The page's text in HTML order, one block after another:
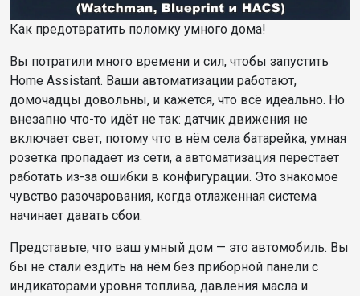
Как предотвратить поломку умного дома!
Вы потратили много времени и сил, чтобы запустить
Home Assistant. Ваши автоматизации работают,
домочадцы довольны, и кажется, что всё идеально. Но
внезапно что-то идёт не так: датчик движения не
включает свет, потому что в нём села батарейка, умная
розетка пропадает из сети, а автоматизация перестает
работать из-за ошибки в конфигурации. Это знакомое
чувство разочарования, когда отлаженная система
начинает давать сбои.
Представьте, что ваш умный дом — это автомобиль. Вы
бы не стали ездить на нём без приборной панели с
индикаторами уровня топлива, давления масла и